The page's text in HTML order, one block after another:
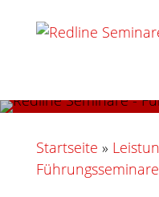
Startseite »
Führungsseminare